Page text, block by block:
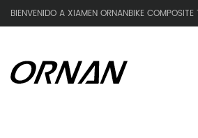
BIENVENIDO A XIAMEN ORNANBIKE